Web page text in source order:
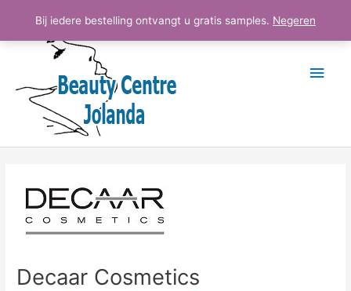
Bij iedere bestelling ontvangt u gratis samples. Negeren
Decaar Cosmetics